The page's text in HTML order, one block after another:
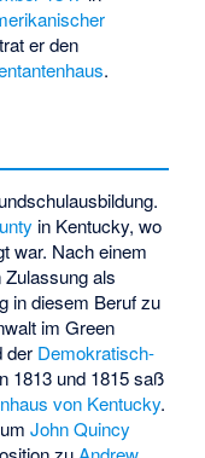
er den
.
in Kentucky, wo
war. Nach einem
als
in diesem Beruf zu
im Green
der Demokratisch-
1813 und 1815 saß
von Kentucky.
umJohn Quincy